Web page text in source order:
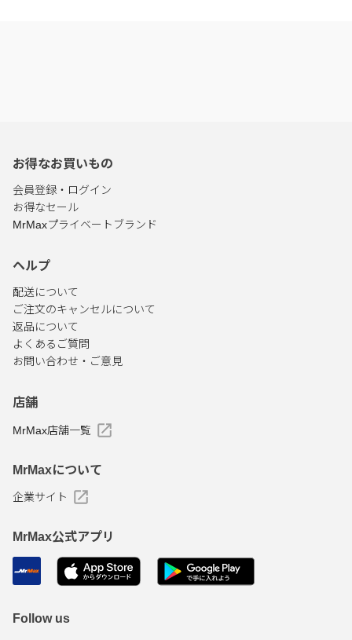
お得なお買いもの
会員登録・ログイン
お得なセール
MrMaxプライベートブランド
ヘルプ
配送について
ご注文のキャンセルについて
返品について
よくあるご質問
お問い合わせ・ご意見
店舗
MrMax店舗一覧
MrMaxについて
企業サイト
MrMax公式アプリ
Follow us